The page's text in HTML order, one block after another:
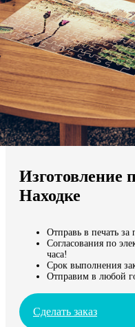
Мы доставляем по всему
Продолжить без города
Изготовление
Находке
Отправь в печать за
Согласования по
часа!
Срок выполнения
Отправим в любой
Сделать заказ